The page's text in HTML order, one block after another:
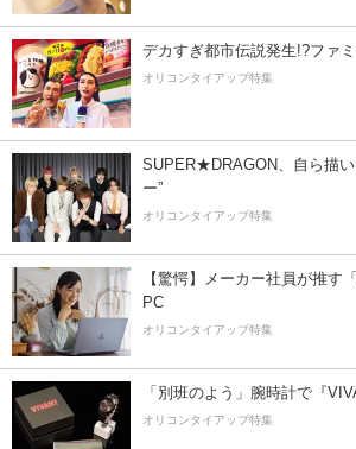
デカすぎ都市伝説発生!?ファ
オリコンタイアップ特集
SUPER★DRAGON、自ら描い
ー”
オリコンタイアップ特集
【驚愕】メーカー社員が推す
PC
オリコンタイアップ特集
「別班のよう」腕時計で『
オリコンタイアップ特集